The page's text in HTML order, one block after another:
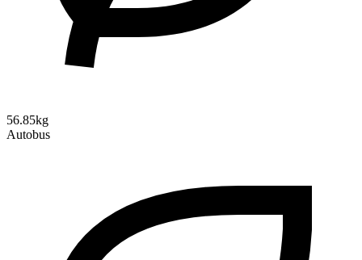
56.85kg
Autobus